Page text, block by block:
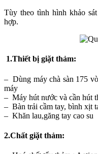
Tùy theo tình hình khảo
hợp.
1.Thiết bị giặt thảm:
– Dùng máy chà sàn 175
máy
– Máy hút nước và cần hút
– Bàn trải cầm tay, bình xịt
– Khăn lau,găng tay cao su
2.Chất giặt thảm: